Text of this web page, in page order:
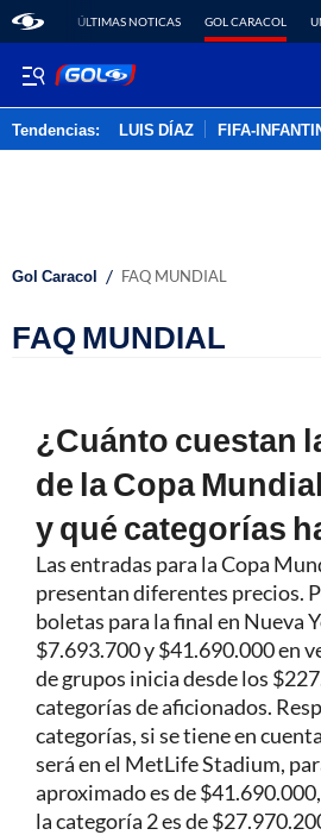
ÚLTIMAS NOTICAS GOL CARACOL
Tendencias: LUIS DÍAZ FIFA-
Gol Caracol / FAQ MUNDIAL
FAQ MUNDIAL
¿Cuánto cuestan
de la Copa
y qué categorías
Las entradas para la Copa
presentan diferentes precios.
boletas para la final en Nueva
$7.693.700 y $41.690.000 en
de grupos inicia desde los
categorías de aficionados.
categorías, si se tiene en
será en el MetLife Stadium,
aproximado es de
la categoría 2 es de